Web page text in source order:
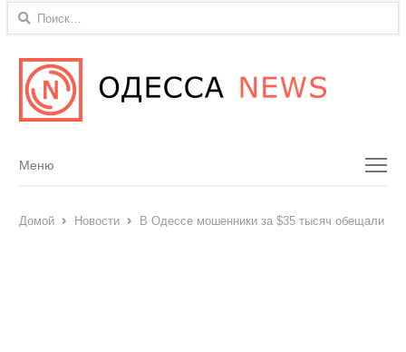
Найти:
Menu
Меню
Домой Новости В Одессе мошенники за $35 тысяч обещали